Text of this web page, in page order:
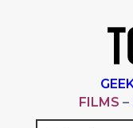
FILMS –